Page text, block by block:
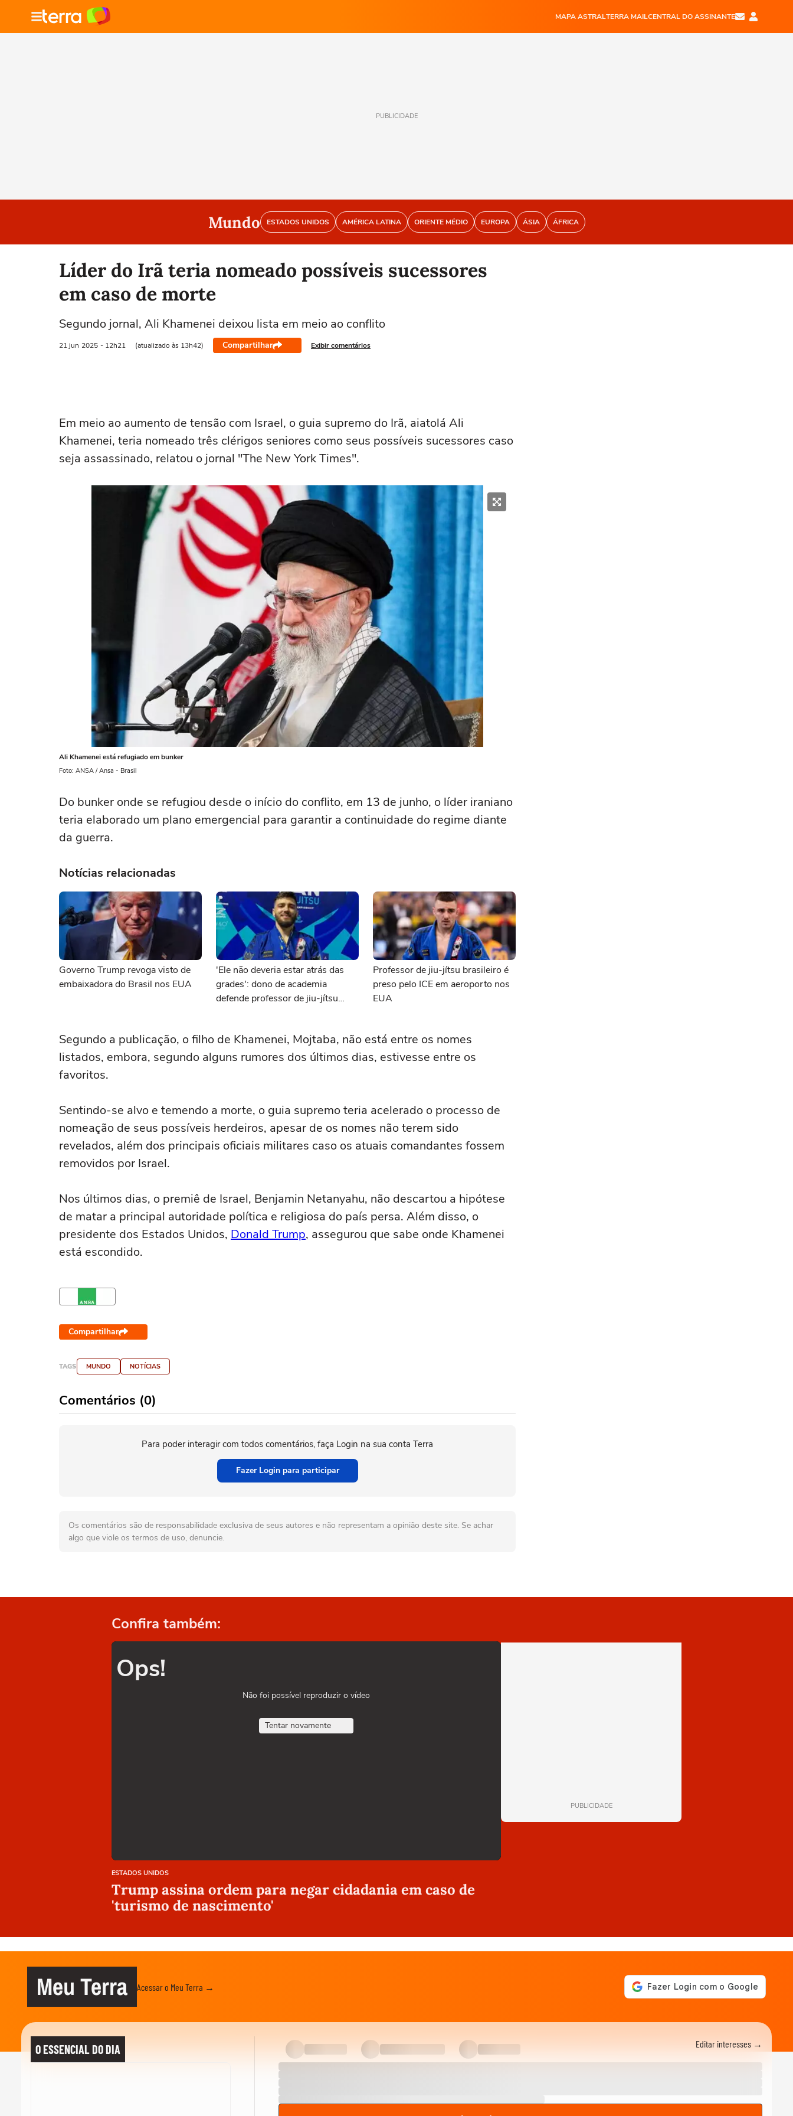
MAPA ASTRALTERRA MAILCENTRAL DO ASSINANTE
PUBLICIDADE
Mundo ESTADOS UNIDOS AMÉRICA LATINA ORIENTE MÉDIO EUROPA ÁSIA ÁFRICA
Líder do Irã teria nomeado possíveis sucessores
em caso de morte
Segundo jornal, Ali Khamenei deixou lista em meio ao conflito
21 jun 2025 - 12h21 (atualizado às 13h42) Compartilhar Exibir comentários
Em meio ao aumento de tensão com Israel, o guia supremo do Irã, aiatolá Ali
Khamenei, teria nomeado três clérigos seniores como seus possíveis sucessores caso
seja assassinado, relatou o jornal "The New York Times".
Ali Khamenei está refugiado em bunker
Foto: ANSA / Ansa - Brasil
Do bunker onde se refugiou desde o início do conflito, em 13 de junho, o líder iraniano
teria elaborado um plano emergencial para garantir a continuidade do regime diante
da guerra.
Notícias relacionadas
Governo Trump revoga visto de
embaixadora do Brasil nos EUA
'Ele não deveria estar atrás das
grades': dono de academia
defende professor de jiu-jítsu
Professor de jiu-jítsu brasileiro é
preso pelo ICE em aeroporto nos
EUA
Segundo a publicação, o filho de Khamenei, Mojtaba, não está entre os nomes
listados, embora, segundo alguns rumores dos últimos dias, estivesse entre os
favoritos.
Sentindo-se alvo e temendo a morte, o guia supremo teria acelerado o processo de
nomeação de seus possíveis herdeiros, apesar de os nomes não terem sido
revelados, além dos principais oficiais militares caso os atuais comandantes fossem
removidos por Israel.
Nos últimos dias, o premiê de Israel, Benjamin Netanyahu, não descartou a hipótese
de matar a principal autoridade política e religiosa do país persa. Além disso, o
presidente dos Estados Unidos, Donald Trump, assegurou que sabe onde Khamenei
está escondido.
Compartilhar
TAGS MUNDO NOTÍCIAS
Comentários (0)
Para poder interagir com todos comentários, faça Login na sua conta Terra
Fazer Login para participar
Os comentários são de responsabilidade exclusiva de seus autores e não representam a opinião deste site. Se achar
algo que viole os termos de uso, denuncie.
Confira também:
Ops!
Não foi possível reproduzir o vídeo
Tentar novamente
ESTADOS UNIDOS
Trump assina ordem para negar cidadania em caso de
'turismo de nascimento'
PUBLICIDADE
Meu Terra Acessar o Meu Terra →
O ESSENCIAL DO DIA Editar interesses →